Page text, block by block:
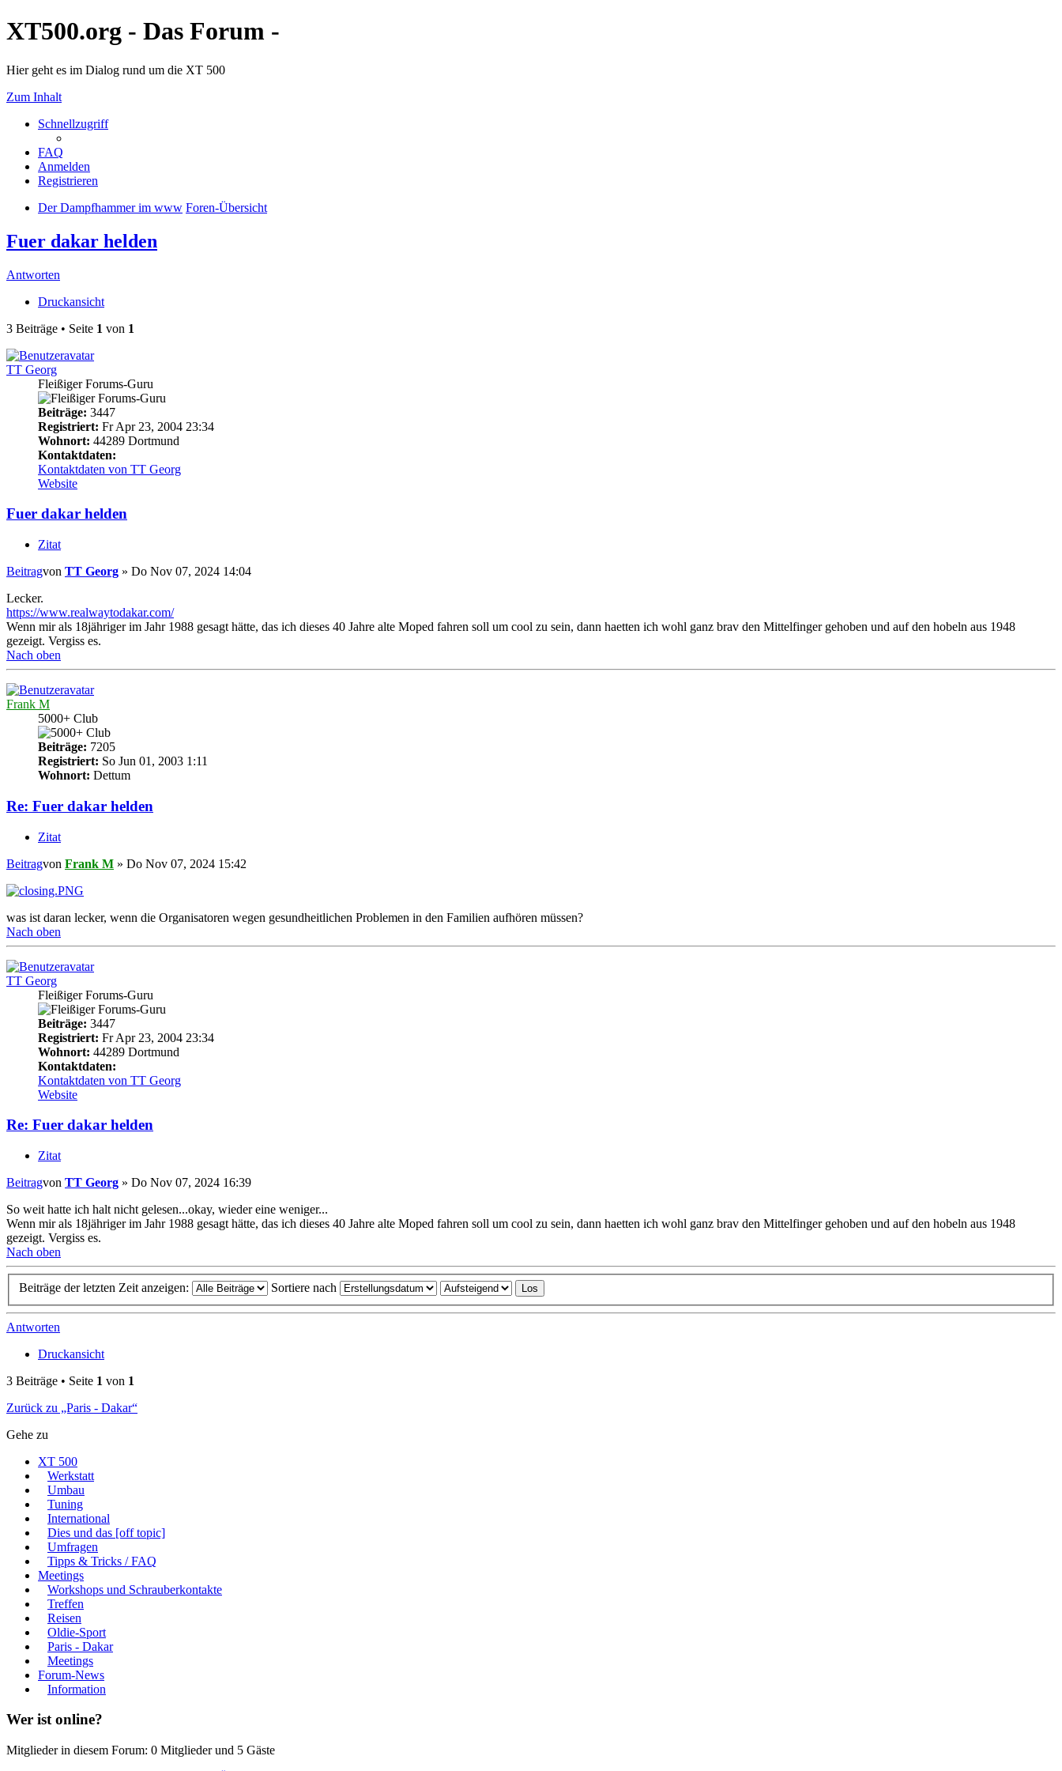
XT500.org - Das Forum -
Hier geht es im Dialog rund um die XT 500
Zum Inhalt
Schnellzugriff
FAQ
Anmelden
Registrieren
Der Dampfhammer im www Foren-Übersicht
Fuer dakar helden
Antworten
Druckansicht
3 Beiträge • Seite 1 von 1
TT Georg
Fleißiger Forums-Guru
Beiträge: 3447
Registriert: Fr Apr 23, 2004 23:34
Wohnort: 44289 Dortmund
Kontaktdaten:
Kontaktdaten von TT Georg
Website
Fuer dakar helden
Zitat
Beitragvon TT Georg » Do Nov 07, 2024 14:04
Lecker.
https://www.realwaytodakar.com/
Wenn mir als 18jähriger im Jahr 1988 gesagt hätte, das ich dieses 40 Jahre alte Moped fahren soll um cool zu sein, dann haetten ich wohl ganz brav den Mittelfinger gehoben und auf den hobeln aus 1948
gezeigt. Vergiss es.
Nach oben
Frank M
5000+ Club
Beiträge: 7205
Registriert: So Jun 01, 2003 1:11
Wohnort: Dettum
Re: Fuer dakar helden
Zitat
Beitragvon Frank M » Do Nov 07, 2024 15:42
was ist daran lecker, wenn die Organisatoren wegen gesundheitlichen Problemen in den Familien aufhören müssen?
Nach oben
TT Georg
Fleißiger Forums-Guru
Beiträge: 3447
Registriert: Fr Apr 23, 2004 23:34
Wohnort: 44289 Dortmund
Kontaktdaten:
Kontaktdaten von TT Georg
Website
Re: Fuer dakar helden
Zitat
Beitragvon TT Georg » Do Nov 07, 2024 16:39
So weit hatte ich halt nicht gelesen...okay, wieder eine weniger...
Wenn mir als 18jähriger im Jahr 1988 gesagt hätte, das ich dieses 40 Jahre alte Moped fahren soll um cool zu sein, dann haetten ich wohl ganz brav den Mittelfinger gehoben und auf den hobeln aus 1948
gezeigt. Vergiss es.
Nach oben
Beiträge der letzten Zeit anzeigen: Sortiere nach
Antworten
Druckansicht
3 Beiträge • Seite 1 von 1
Zurück zu „Paris - Dakar“
Gehe zu
XT 500
Werkstatt
Umbau
Tuning
International
Dies und das [off topic]
Umfragen
Tipps & Tricks / FAQ
Meetings
Workshops und Schrauberkontakte
Treffen
Reisen
Oldie-Sport
Paris - Dakar
Meetings
Forum-News
Information
Wer ist online?
Mitglieder in diesem Forum: 0 Mitglieder und 5 Gäste